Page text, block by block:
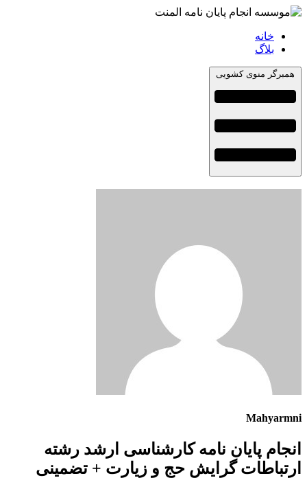
خانه
بلاگ
همبرگر منوی کشویی
Mahyarmni
انجام پایان نامه کارشناسی ارشد رشته
ارتباطات گرایش حج و زیارت + تضمینی